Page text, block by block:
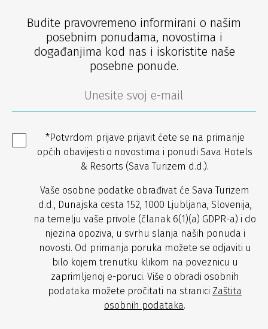
Budite pravovremeno informirani o našim
posebnim ponudama, novostima i
događanjima kod nas i iskoristite naše
posebne ponude.
*Potvrdom prijave prijavit ćete se na primanje
općih obavijesti o novostima i ponudi Sava Hotels
& Resorts (Sava Turizem d.d.).
Vaše osobne podatke obrađivat će Sava Turizem
d.d., Dunajska cesta 152, 1000 Ljubljana, Slovenija,
na temelju vaše privole (članak 6(1)(a) GDPR-a) i do
njezina opoziva, u svrhu slanja naših ponuda i
novosti. Od primanja poruka možete se odjaviti u
bilo kojem trenutku klikom na poveznicu u
zaprimljenoj e-poruci. Više o obradi osobnih
podataka možete pročitati na stranici Zaštita
osobnih podataka.